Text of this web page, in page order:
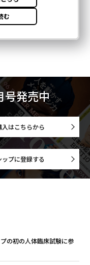
号発売中
はこちらから
ップに登録する
の初の人体臨床試験に参